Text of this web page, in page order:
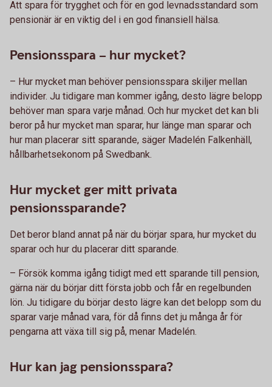
Att spara för trygghet och för en god levnadsstandard som
pensionär är en viktig del i en god finansiell hälsa.
Pensionsspara – hur mycket?
– Hur mycket man behöver pensionsspara skiljer mellan
individer. Ju tidigare man kommer igång, desto lägre belopp
behöver man spara varje månad. Och hur mycket det kan bli
beror på hur mycket man sparar, hur länge man sparar och
hur man placerar sitt sparande, säger Madelén Falkenhäll,
hållbarhetsekonom på Swedbank.
Hur mycket ger mitt privata
pensionssparande?
Det beror bland annat på när du börjar spara, hur mycket du
sparar och hur du placerar ditt sparande.
– Försök komma igång tidigt med ett sparande till pension,
gärna när du börjar ditt första jobb och får en regelbunden
lön. Ju tidigare du börjar desto lägre kan det belopp som du
sparar varje månad vara, för då finns det ju många år för
pengarna att växa till sig på, menar Madelén.
Hur kan jag pensionsspara?